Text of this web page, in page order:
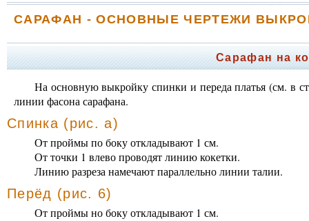
САРАФАН - ОСНОВНЫЕ ЧЕРТЕЖИ
Сарафан на
На основную выкройку спинки и переда платья (см. в
линии фасона сарафана.
Спинка (рис. а)
От проймы по боку откладывают 1 см.
От точки 1 влево проводят линию кокетки.
Линию разреза намечают параллельно линии талии.
Перёд (рис. 6)
От проймы но боку откладывают 1 см.